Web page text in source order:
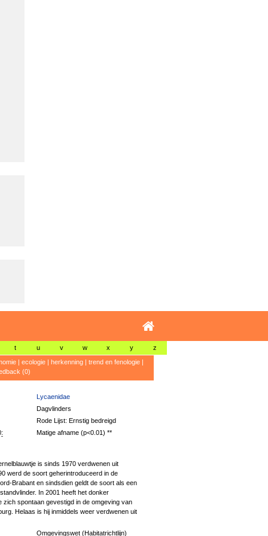
t u v w x y z
| ecologie| herkenning| trend en fenologie|
(0)
Lycaenidae
Dagvlinders
Rode Lijst: Ernstig bedreigd
Matige afname (p<0.01) **
is sinds 1970 verdwenen uit
werd de soort geherintroduceerd in de
Brabant en sindsdien geldt de soort als een
In 2001 heeft het donker
zich spontaan gevestigd in de omgeving van
Helaas is hij inmiddels weer verdwenen uit
Omgevingswet (Habitatrichtlijn)